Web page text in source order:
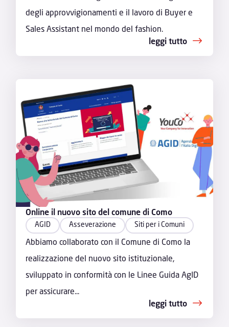
degli approvvigionamenti e il lavoro di Buyer e
Sales Assistant nel mondo del fashion.
leggi tutto
Online il nuovo sito del comune di Como
AGID Asseverazione Siti per i Comuni
Abbiamo collaborato con il Comune di Como la
realizzazione del nuovo sito istituzionale,
sviluppato in conformità con le Linee Guida AgID
per assicurare...
leggi tutto